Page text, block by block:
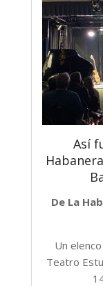
Así
De La
Un
Teatro